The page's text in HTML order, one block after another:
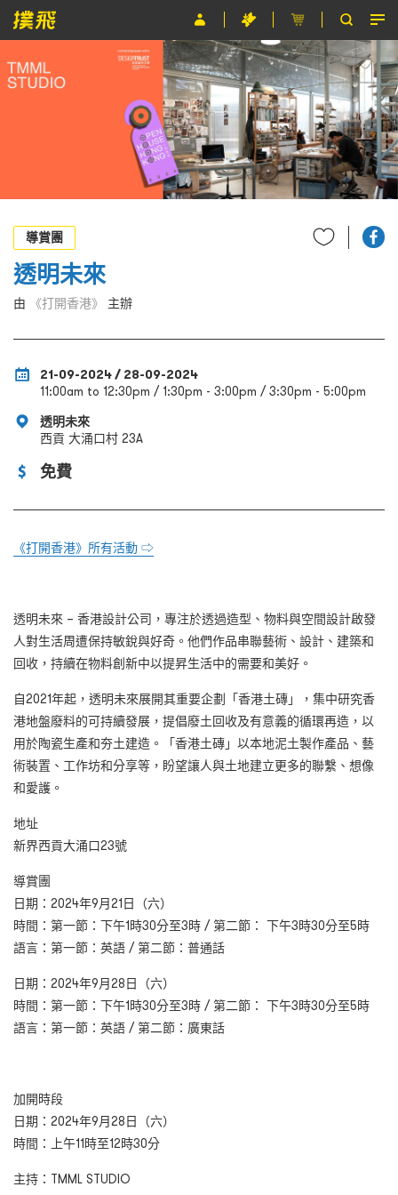
節目
EN
導賞團
透明未來
由 《打開香港》 主辦
21-09-2024 / 28-09-2024
11:00am to 12:30pm / 1:30pm - 3:00pm / 3:30pm - 5:00pm
透明未來
西貢 大涌口村 23A
免費
《打開香港》所有活動 ⇨
透明未來 – 香港設計公司，專注於透過造型、物料與空間設計啟發
人對生活周遭保持敏銳與好奇。他們作品串聯藝術、設計、建築和
回收，持續在物料創新中以提昇生活中的需要和美好。
自2021年起，透明未來展開其重要企劃「香港土磚」，集中研究香
港地盤廢料的可持續發展，提倡廢土回收及有意義的循環再造，以
用於陶瓷生產和夯土建造。「香港土磚」以本地泥土製作產品、藝
術裝置、工作坊和分享等，盼望讓人與土地建立更多的聯繫、想像
和愛護。
地址
新界西貢大涌口23號
導賞團
日期：2024年9月21日（六）
時間：第一節：下午1時30分至3時 / 第二節： 下午3時30分至5時
語言：第一節：英語 / 第二節：普通話
日期：2024年9月28日（六）
時間：第一節：下午1時30分至3時 / 第二節： 下午3時30分至5時
語言：第一節：英語 / 第二節：廣東話
加開時段
日期：2024年9月28日（六）
時間：上午11時至12時30分
主持：TMML STUDIO